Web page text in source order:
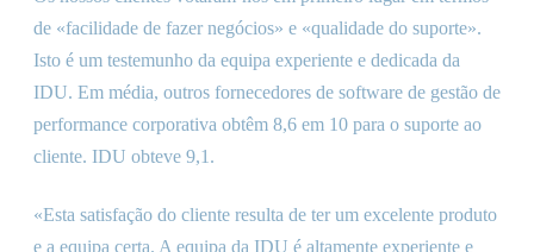
de «facilidade de fazer negócios» e «qualidade do suporte».
Isto é um testemunho da equipa experiente e dedicada da
IDU. Em média, outros fornecedores de software de gestão de
performance corporativa obtêm 8,6 em 10 para o suporte ao
cliente. IDU obteve 9,1.
«Esta satisfação do cliente resulta de ter um excelente produto
e a equipa certa. A equipa da IDU é altamente experiente e